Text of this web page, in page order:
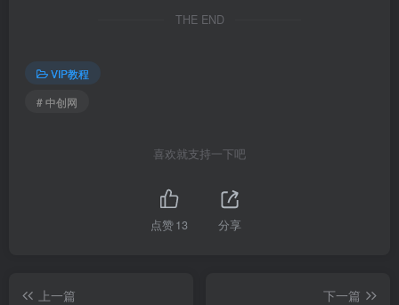
THE END
VIP教程
# 中创网
喜欢就支持一下吧
点赞13 分享
上一篇
下一篇